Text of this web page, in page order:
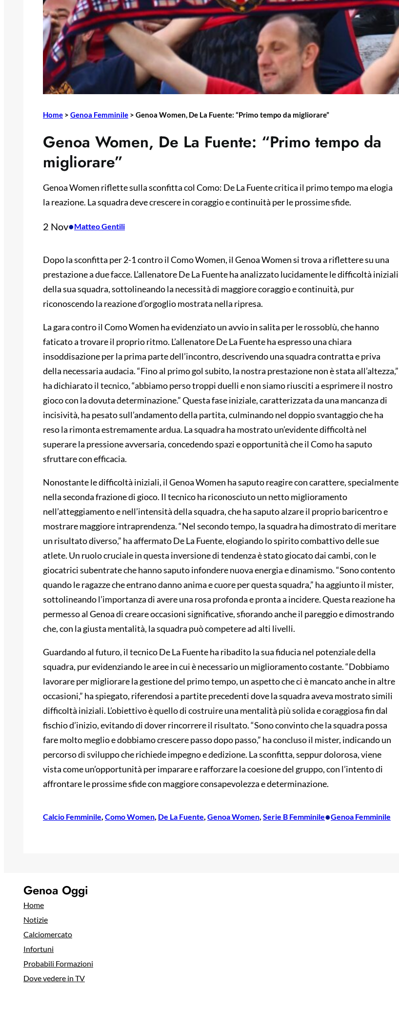
Home > Genoa Femminile > Genoa Women, De La Fuente: “Primo tempo da migliorare”
Genoa Women, De La Fuente: “Primo tempo da
migliorare”
Genoa Women riflette sulla sconfitta col Como: De La Fuente critica il primo tempo ma elogia
la reazione. La squadra deve crescere in coraggio e continuità per le prossime sfide.
2 Nov•Matteo Gentili
Dopo la sconfitta per 2-1 contro il Como Women, il Genoa Women si trova a riflettere su una
prestazione a due facce. L’allenatore De La Fuente ha analizzato lucidamente le difficoltà iniziali
della sua squadra, sottolineando la necessità di maggiore coraggio e continuità, pur
riconoscendo la reazione d’orgoglio mostrata nella ripresa.
La gara contro il Como Women ha evidenziato un avvio in salita per le rossoblù, che hanno
faticato a trovare il proprio ritmo. L’allenatore De La Fuente ha espresso una chiara
insoddisazione per la prima parte dell’incontro, descrivendo una squadra contratta e priva
della necessaria audacia. “Fino al primo gol subito, la nostra prestazione non è stata all’altezza,”
ha dichiarato il tecnico, “abbiamo perso troppi duelli e non siamo riusciti a esprimere il nostro
gioco con la dovuta determinazione.” Questa fase iniziale, caratterizzata da una mancanza di
incisività, ha pesato sull’andamento della partita, culminando nel doppio svantaggio che ha
reso la rimonta estremamente ardua. La squadra ha mostrato un’evidente difficoltà nel
superare la pressione avversaria, concedendo spazi e opportunità che il Como ha saputo
sfruttare con efficacia.
Nonostante le difficoltà iniziali, il Genoa Women ha saputo reagire con carattere, specialmente
nella seconda frazione di gioco. Il tecnico ha riconosciuto un netto miglioramento
nell’atteggiamento e nell’intensità della squadra, che ha saputo alzare il proprio baricentro e
mostrare maggiore intraprendenza. “Nel secondo tempo, la squadra ha dimostrato di meritare
un risultato diverso,” ha affermato De La Fuente, elogiando lo spirito combattivo delle sue
atlete. Un ruolo cruciale in questa inversione di tendenza è stato giocato dai cambi, con le
giocatrici subentrate che hanno saputo infondere nuova energia e dinamismo. “Sono contento
quando le ragazze che entrano danno anima e cuore per questa squadra,” ha aggiunto il mister,
sottolineando l’importanza di avere una rosa profonda e pronta a incidere. Questa reazione ha
permesso al Genoa di creare occasioni significative, sfiorando anche il pareggio e dimostrando
che, con la giusta mentalità, la squadra può competere ad alti livelli.
Guardando al futuro, il tecnico De La Fuente ha ribadito la sua fiducia nel potenziale della
squadra, pur evidenziando le aree in cui è necessario un miglioramento costante. “Dobbiamo
lavorare per migliorare la gestione del primo tempo, un aspetto che ci è mancato anche in altre
occasioni,” ha spiegato, riferendosi a partite precedenti dove la squadra aveva mostrato simili
difficoltà iniziali. L’obiettivo è quello di costruire una mentalità più solida e coraggiosa fin dal
fischio d’inizio, evitando di dover rincorrere il risultato. “Sono convinto che la squadra possa
fare molto meglio e dobbiamo crescere passo dopo passo,” ha concluso il mister, indicando un
percorso di sviluppo che richiede impegno e dedizione. La sconfitta, seppur dolorosa, viene
vista come un’opportunità per imparare e rafforzare la coesione del gruppo, con l’intento di
affrontare le prossime sfide con maggiore consapevolezza e determinazione.
Calcio Femminile, Como Women, De La Fuente, Genoa Women, Serie B Femminile•Genoa Femminile
Genoa Oggi
Home
Notizie
Calciomercato
Infortuni
Probabili Formazioni
Dove vedere in TV